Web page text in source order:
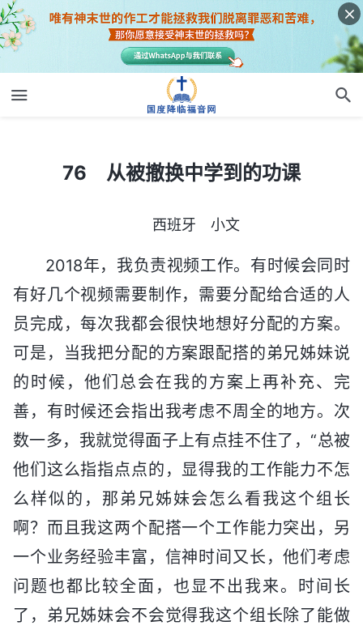
76 从被撤换中学到的功课
西班牙 小文
2018年，我负责视频工作。有时候会同时
有好几个视频需要制作，需要分配给合适的人
员完成，每次我都会很快地想好分配的方案。
可是，当我把分配的方案跟配搭的弟兄姊妹说
的时候，他们总会在我的方案上再补充、完
善，有时候还会指出我考虑不周全的地方。次
数一多，我就觉得面子上有点挂不住了，“总被
他们这么指指点点的，显得我的工作能力不怎
么样似的，那弟兄姊妹会怎么看我这个组长
啊？而且我这两个配搭一个工作能力突出，另
一个业务经验丰富，信神时间又长，他们考虑
问题也都比较全面，也显不出我来。时间长
了，弟兄姊妹会不会觉得我这个组长除了能做